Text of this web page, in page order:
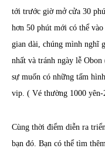
tới trước giờ mở cửa 30
hơn 50 phút mới có thể
gian dài, chúng mình nghĩ
nhất và tránh ngày lễ
sự muốn có những tấm
vip. ( Vé thường 1000
Cùng thời điểm diễn ra
bạn đó. Bạn có thể tìm